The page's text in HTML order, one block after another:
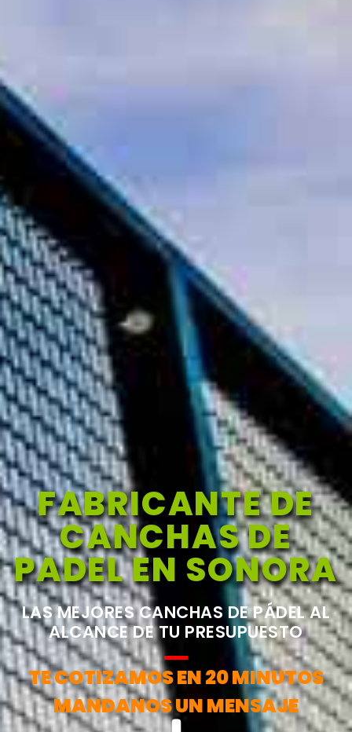
FABRICANTE DE
CANCHAS DE
PADEL EN SONORA
LAS MEJORES CANCHAS DE PÁDEL AL
ALCANCE DE TU PRESUPUESTO
TE COTIZAMOS EN 20 MINUTOS
MANDANOS UN MENSAJE